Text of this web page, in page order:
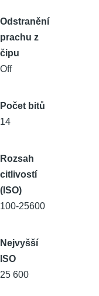
Odstranění
prachu z
čipu
Off
Počet bitů
14
Rozsah
citlivostí
(ISO)
100-25600
Nejvyšší
ISO
25 600